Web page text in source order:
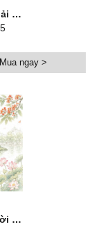
Mua ngay >
hạ